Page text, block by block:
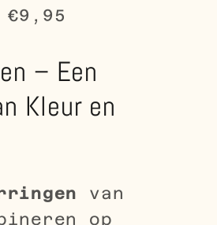
€9,95
– Een
Kleur en
van
op